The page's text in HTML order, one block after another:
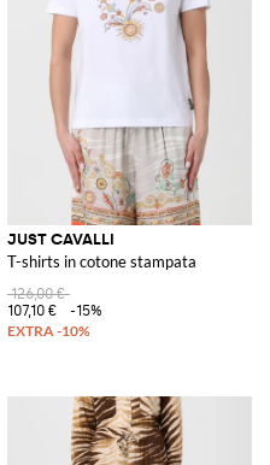
JUST CAVALLI
T-shirts in cotone stampata
126,00 €
107,10 €
-15%